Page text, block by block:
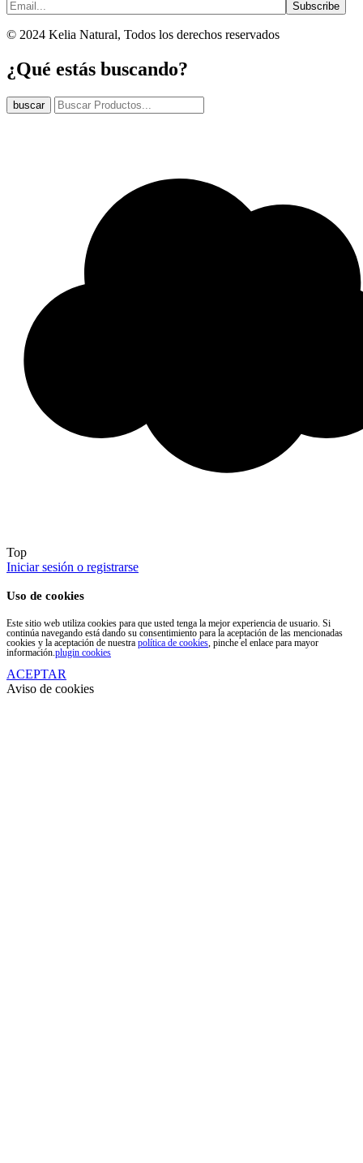
© 2024 Kelia Natural, Todos los derechos reservados
¿Qué estás buscando?
buscar
Top
Iniciar sesión o registrarse
Uso de cookies
Este sitio web utiliza cookies para que usted tenga la mejor experiencia de usuario. Si
continúa navegando está dando su consentimiento para la aceptación de las mencionadas
cookies y la aceptación de nuestra política de cookies, pinche el enlace para mayor
información.plugin cookies
ACEPTAR
Aviso de cookies